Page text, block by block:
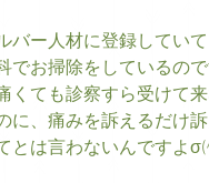
バー人材に登録していて
でお掃除をしているの
くても診察すら受けて
に、痛みを訴えるだけ
とは言わないんですよ